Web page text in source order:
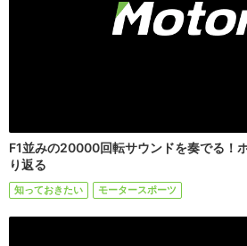
F1並みの20000回転サウンドを奏でる！
り返る
知っておきたい モータースポーツ